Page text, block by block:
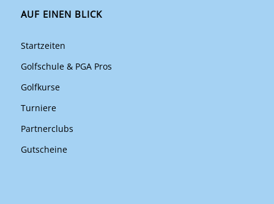
AUF EINEN BLICK
Startzeiten
Golfschule & PGA Pros
Golfkurse
Turniere
Partnerclubs
Gutscheine